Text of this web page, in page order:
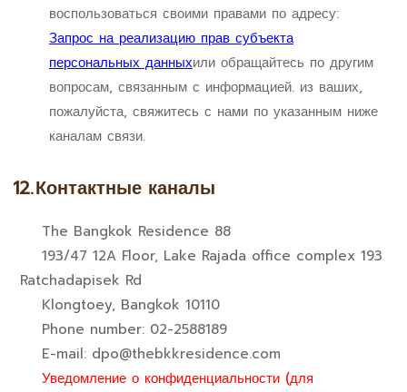
воспользоваться своими правами по адресу:
Запрос на реализацию прав субъекта
персональных данныхили обращайтесь по другим
вопросам, связанным с информацией. из ваших,
пожалуйста, свяжитесь с нами по указанным ниже
каналам связи.
12.Контактные каналы
The Bangkok Residence 88
193/47 12A Floor, Lake Rajada office complex 193
Ratchadapisek Rd
Klongtoey, Bangkok 10110
Phone number: 02-2588189
E-mail: dpo@thebkkresidence.com
Уведомление о конфиденциальности (для